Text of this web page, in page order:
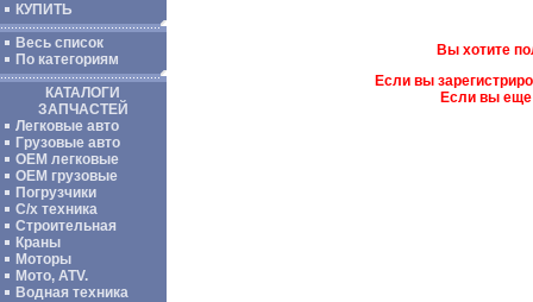
КУПИТЬ
Весь список
По категориям
КАТАЛОГИ
ЗАПЧАСТЕЙ
Легковые авто
Грузовые авто
ОЕМ легковые
OEM грузовые
Погрузчики
С/х техника
Строительная
Краны
Моторы
Мото, ATV.
Водная техника
Вы хотите
Если вы
Если вы еще